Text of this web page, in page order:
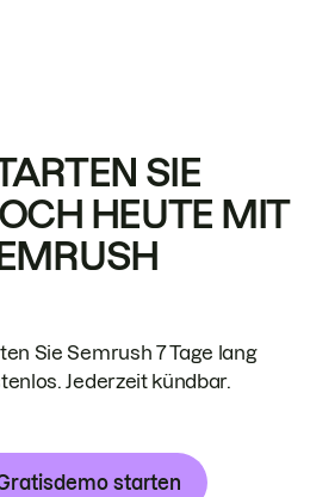
SIE
HEUTE MIT
Sie Semrush 7 Tage lang
Jederzeit kündbar.
starten